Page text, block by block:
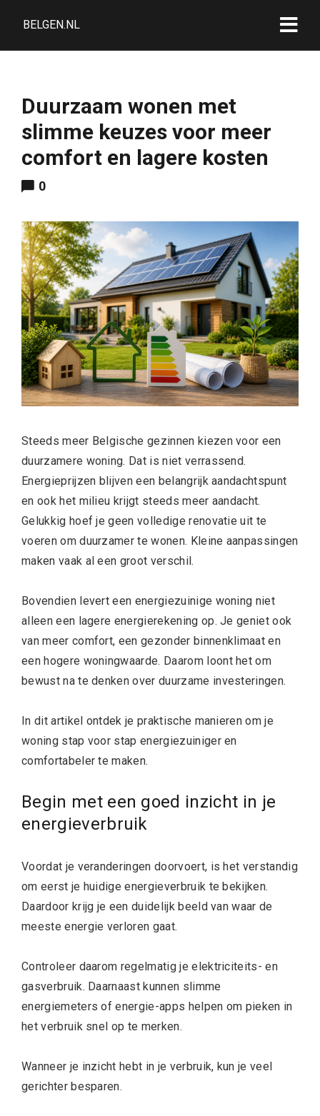
BELGEN.NL
Duurzaam wonen met
slimme keuzes voor meer
comfort en lagere kosten
0
Steeds meer Belgische gezinnen kiezen voor een
duurzamere woning. Dat is niet verrassend.
Energieprijzen blijven een belangrijk aandachtspunt
en ook het milieu krijgt steeds meer aandacht.
Gelukkig hoef je geen volledige renovatie uit te
voeren om duurzamer te wonen. Kleine aanpassingen
maken vaak al een groot verschil.
Bovendien levert een energiezuinige woning niet
alleen een lagere energierekening op. Je geniet ook
van meer comfort, een gezonder binnenklimaat en
een hogere woningwaarde. Daarom loont het om
bewust na te denken over duurzame investeringen.
In dit artikel ontdek je praktische manieren om je
woning stap voor stap energiezuiniger en
comfortabeler te maken.
Begin met een goed inzicht in je
energieverbruik
Voordat je veranderingen doorvoert, is het verstandig
om eerst je huidige energieverbruik te bekijken.
Daardoor krijg je een duidelijk beeld van waar de
meeste energie verloren gaat.
Controleer daarom regelmatig je elektriciteits- en
gasverbruik. Daarnaast kunnen slimme
energiemeters of energie-apps helpen om pieken in
het verbruik snel op te merken.
Wanneer je inzicht hebt in je verbruik, kun je veel
gerichter besparen.